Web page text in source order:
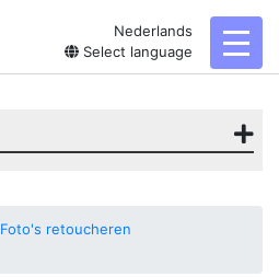
Nederlands
Select language
Foto's retoucheren